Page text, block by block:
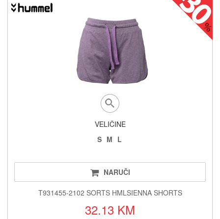
VELIČINE
S M L
NARUČI
T931455-2102 SORTS HMLSIENNA SHORTS
32.13 KM